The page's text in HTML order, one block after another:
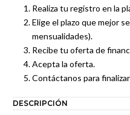
Realiza tu registro en la
Elige el plazo que mejor
mensualidades).
Recibe tu oferta de
Acepta la oferta.
Contáctanos para
DESCRIPCIÓN